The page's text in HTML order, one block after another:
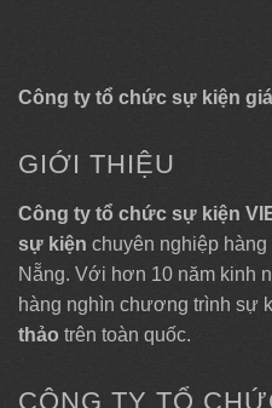
Công ty tổ chức sự kiện giá
GIỚI THIỆU
Công ty tổ chức sự kiện
sự kiện chuyên nghiệp
Nẵng. Với hơn 10 năm kinh
hàng nghìn chương trình sự
thảo trên toàn quốc.
CÔNG TY TỔ